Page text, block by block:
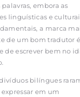
palavras, embora as
linguísticas e
a marca
de um bom tradutor
de escrever bem no
bilíngues
em um